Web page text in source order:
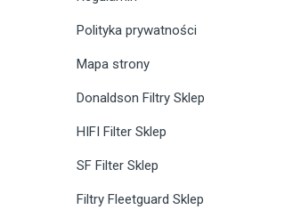
Polityka prywatności
Mapa strony
Donaldson Filtry Sklep
HIFI Filter Sklep
SF Filter Sklep
Filtry Fleetguard Sklep